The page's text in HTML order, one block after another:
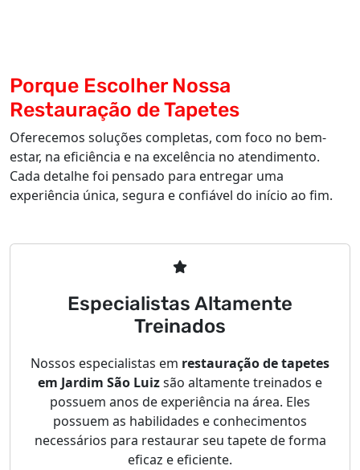
Porque Escolher Nossa
Restauração de Tapetes
Oferecemos soluções completas, com foco no bem-
estar, na eficiência e na excelência no atendimento.
Cada detalhe foi pensado para entregar uma
experiência única, segura e confiável do início ao fim.
Especialistas Altamente
Treinados
Nossos especialistas em restauração de tapetes
em Jardim São Luizsão altamente treinados e
possuem anos de experiência na área. Eles
possuem as habilidades e conhecimentos
necessários para restaurar seu tapete de forma
eficaz e eficiente.